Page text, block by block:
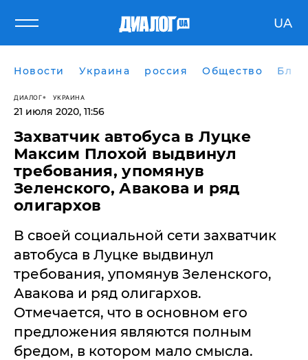
UA
Новости Украина россия Общество
ДИАЛОГ УКРАИНА
21 июля 2020, 11:56
Захватчик автобуса в Луцке
Максим Плохой выдвинул
требования, упомянув
Зеленского, Авакова и ряд
олигархов
В своей социальной сети захватчик
автобуса в Луцке выдвинул
требования, упомянув Зеленского,
Авакова и ряд олигархов.
Отмечается, что в основном его
предложения являются полным
бредом, в котором мало смысла.